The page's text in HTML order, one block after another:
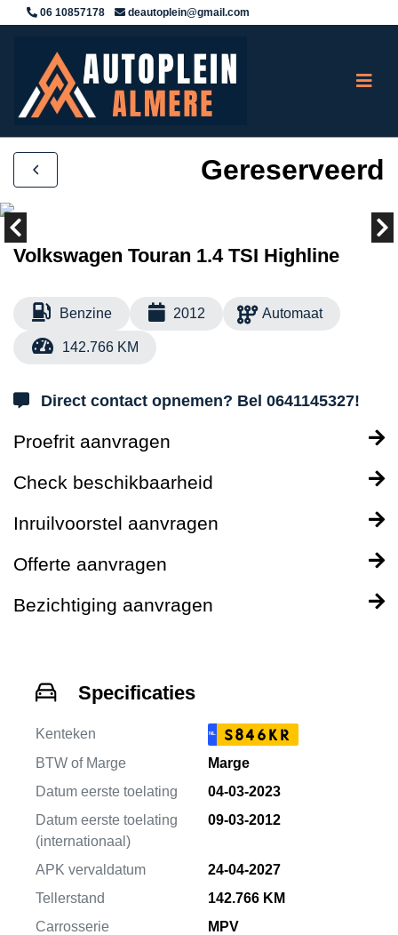
06 10857178 deautoplein@gmail.com
Gereserveerd
Volkswagen Touran 1.4 TSI Highline
Benzine 2012 Automaat
142.766 KM
Direct contact opnemen? Bel 0641145327!
Proefrit aanvragen
Check beschikbaarheid
Inruilvoorstel aanvragen
Offerte aanvragen
Bezichtiging aanvragen
Specificaties
Kenteken NL S846KR
BTW of Marge
Marge
Datum eerste toelating
04-03-2023
Datum eerste toelating
(internationaal)
09-03-2012
APK vervaldatum
24-04-2027
Tellerstand
142.766 KM
Carrosserie
MPV